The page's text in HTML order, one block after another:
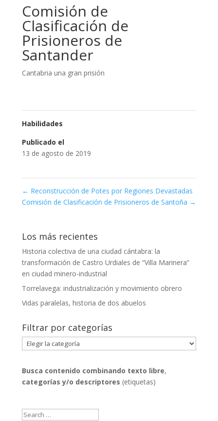
Comisión de
Clasificación de
Prisioneros de
Santander
Cantabria una gran prisión
Habilidades
Publicado el
13 de agosto de 2019
← Reconstrucción de Potes por Regiones Devastadas
Comisión de Clasificación de Prisioneros de Santoña →
Los más recientes
Historia colectiva de una ciudad cántabra: la
transformación de Castro Urdiales de “Villa Marinera”
en ciudad minero-industrial
Torrelavega: industrialización y movimiento obrero
Vidas paralelas, historia de dos abuelos
Filtrar por categorías
Filtrar
por
Busca contenido combinando texto libre,
categorías y/o descriptores (etiquetas)